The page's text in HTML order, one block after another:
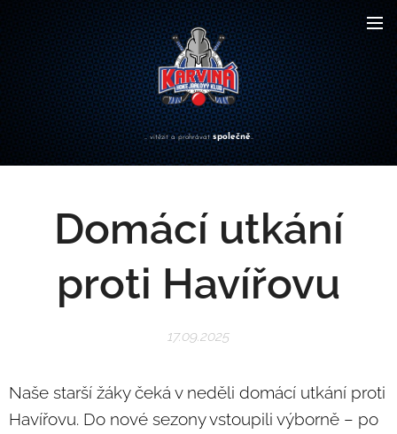
... vítězit a prohrávatspolečně...
Domácí utkání
proti Havířovu
17.09.2025
Naše starší žáky čeká v neděli domácí utkání proti
Havířovu. Do nové sezony vstoupili výborně – po